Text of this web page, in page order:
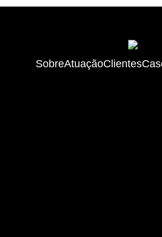
SobreAtuaçãoClientes